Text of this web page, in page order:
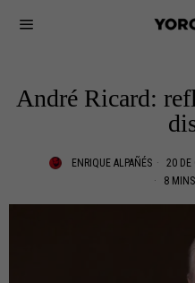
André Ricard:
ENRIQUE ALPAÑÉS 20 DE
8